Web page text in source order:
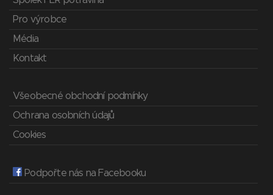
Pro výrobce
Média
Kontakt
Všeobecné obchodní podmínky
Ochrana osobních údajů
Cookies
Podpořte nás na Facebooku